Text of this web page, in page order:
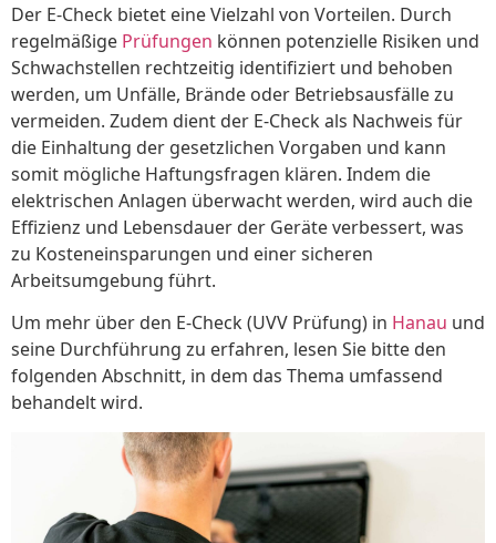
Der E-Check bietet eine Vielzahl von Vorteilen. Durch
regelmäßige Prüfungen können potenzielle Risiken und
Schwachstellen rechtzeitig identifiziert und behoben
werden, um Unfälle, Brände oder Betriebsausfälle zu
vermeiden. Zudem dient der E-Check als Nachweis für
die Einhaltung der gesetzlichen Vorgaben und kann
somit mögliche Haftungsfragen klären. Indem die
elektrischen Anlagen überwacht werden, wird auch die
Effizienz und Lebensdauer der Geräte verbessert, was
zu Kosteneinsparungen und einer sicheren
Arbeitsumgebung führt.
Um mehr über den E-Check (UVV Prüfung) in Hanau und
seine Durchführung zu erfahren, lesen Sie bitte den
folgenden Abschnitt, in dem das Thema umfassend
behandelt wird.